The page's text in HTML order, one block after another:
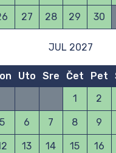
27 28 29 30
JUL 2027
Uto Sre Čet Pet
1
2
5 6 7 8 9
13 14 15 16